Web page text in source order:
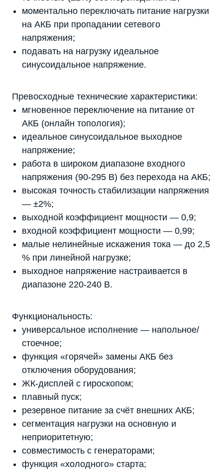
моментально переключать питание нагрузки
на АКБ при пропадании сетевого
напряжения;
подавать на нагрузку идеальное
синусоидальное напряжение.
Превосходные технические характеристики:
мгновенное переключение на питание от
АКБ (онлайн топология);
идеальное синусоидальное выходное
напряжение;
работа в широком диапазоне входного
напряжения (90-295 В) без перехода на АКБ;
высокая точность стабилизации напряжения
— ±2%;
выходной коэффициент мощности — 0,9;
входной коэффициент мощности — 0,99;
малые нелинейные искажения тока — до 2,5
% при линейной нагрузке;
выходное напряжение настраивается в
диапазоне 220-240 В.
Функциональность:
универсальное исполнение — напольное/
стоечное;
функция «горячей» замены АКБ без
отключения оборудования;
ЖК-дисплей с гироскопом;
плавный пуск;
резервное питание за счёт внешних АКБ;
сегментация нагрузки на основную и
неприоритетную;
совместимость с генераторами;
функция «холодного» старта;